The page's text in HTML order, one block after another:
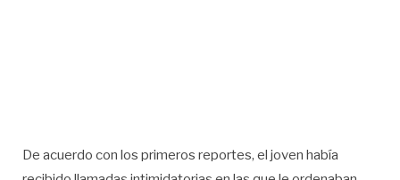
De acuerdo con los primeros reportes, el joven había